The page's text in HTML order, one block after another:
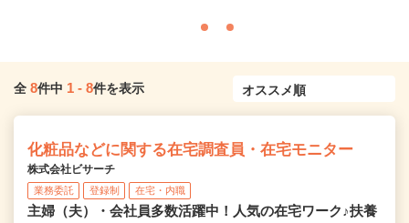
全 8件中 1 - 8件を表示
化粧品などに関する在宅調査員・在宅モニター
株式会社ビサーチ
業務委託 登録制 在宅・内職
主婦（夫）・会社員多数活躍中！人気の在宅ワーク♪扶養